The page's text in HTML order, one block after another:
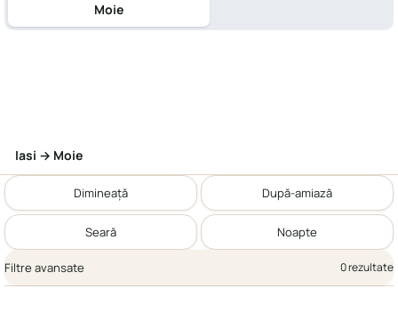
Moie
Iasi → Moie
Dimineață După-amiază
Seară Noapte
Filtre avansate 0 rezultate